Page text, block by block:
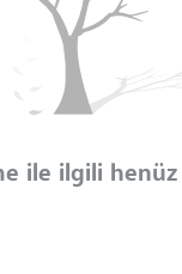
ile ilgili